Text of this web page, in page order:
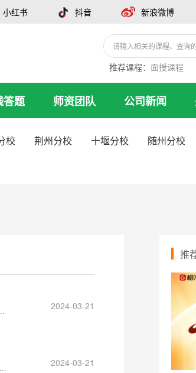
小红书 抖音 新浪微博
推荐课程： 面授课程
答题 师资团队 公司新闻
校 荆州分校 十堰分校 随州分校
2024-03-21
2024年国考笔试可以自己选考点吗？可以的 湖北考区笔试设置武汉市、襄阳市、宜昌市共3个考点城市 按照就近原则选择考点城市。由于单个考点城市容纳考生人数有限，如遇考点城市报考人数已达上限，
2024-03-21
国家公务员考试发布公告的时间在10月14日。 国家公务员局网站10月14日发布中央机关及其直属机构2024年度考试录用公务员公告： 根据公务员法和《公务员录用规定》等法律法规，国家公务员局
推